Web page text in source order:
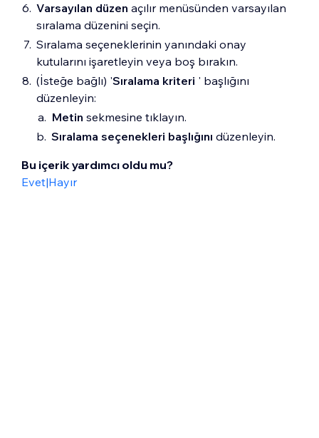
Varsayılan düzen açılır menüsünden varsayılan
sıralama düzenini seçin.
Sıralama seçeneklerinin yanındaki onay
kutularını işaretleyin veya boş bırakın.
(İsteğe bağlı) 'Sıralama kriteri ' başlığını
düzenleyin:
Metin sekmesine tıklayın.
Sıralama seçenekleri başlığını düzenleyin.
Bu içerik yardımcı oldu mu?
Evet|Hayır